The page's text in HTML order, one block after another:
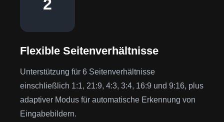
2
Flexible Seitenverhältnisse
Unterstützung für 6 Seitenverhältnisse
einschließlich 1:1, 21:9, 4:3, 3:4, 16:9 und 9:16, plus
adaptiver Modus für automatische Erkennung von
Eingabebildern.